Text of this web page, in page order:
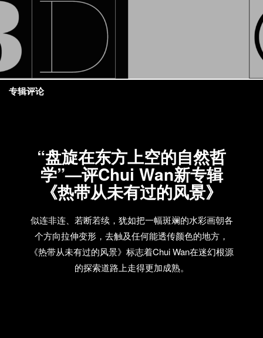
“盘旋在东方上空的自然哲
学”—评Chui Wan新专辑
《热带从未有过的风景》
似连非连、若断若续，犹如把一幅斑斓的水彩画朝各
个方向拉伸变形，去触及任何能透传颜色的地方，
《热带从未有过的风景》标志着Chui Wan在迷幻根源
的探索道路上走得更加成熟。
专辑评论